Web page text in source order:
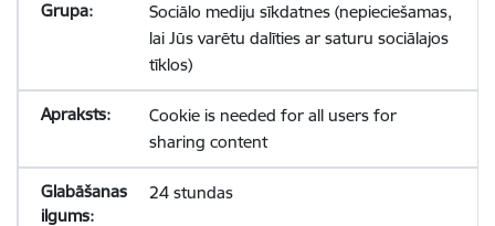
Sociālo mediju sīkdatnes (nepieciešamas,
lai Jūs varētu dalīties ar saturu sociālajos
tīklos)
Cookie is needed for all users for
sharing content
24 stundas